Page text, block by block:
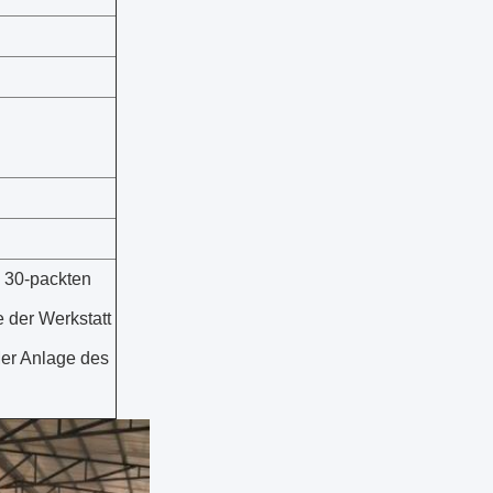
packten
der Werkstatt
Anlage des